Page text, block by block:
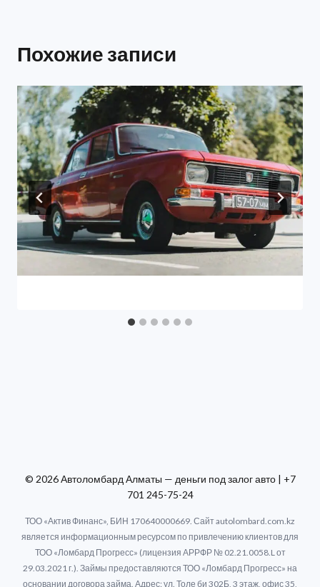
Похожие записи
© 2026 Автоломбард Алматы — деньги под залог авто | +7
701 245-75-24
ТОО «Актив Финанс», БИН 170640000669. Сайт autolombard.com.kz
является информационным ресурсом по привлечению клиентов для
ТОО «Ломбард Прогресс» (лицензия АРРФР № 02.21.0058.L от
29.03.2021 г.). Займы предоставляются ТОО «Ломбард Прогресс» на
основании договора займа. Адрес: ул. Толе би 302Б, 3 этаж, офис 35,